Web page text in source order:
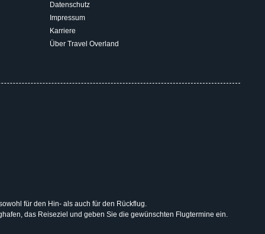
Datenschutz
Impressum
Karriere
Über Travel Overland
für den Hin- als auch für den Rückflug.
das Reiseziel und geben Sie die gewünschten Flugtermine ein.